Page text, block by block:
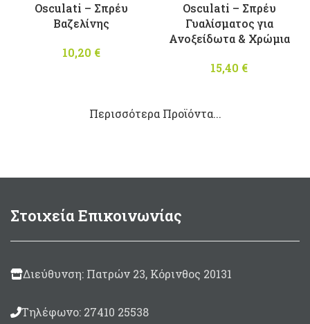
Osculati – Σπρέυ
Βαζελίνης
10,20 €
Osculati – Σπρέυ
Γυαλίσματος για
Ανοξείδωτα & Χρώμια
15,40 €
Περισσότερα Προϊόντα...
Στοιχεία Επικοινωνίας
Διεύθυνση: Πατρών 23, Κόρινθος 20131
Τηλέφωνο: 27410 25538